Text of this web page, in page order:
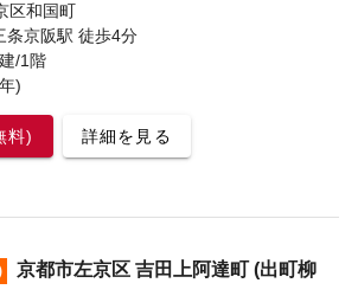
区和国町
条京阪駅 徒歩4分
/1階
)
料) 詳細を見る
京都市左京区 吉田上阿達町 (出町柳